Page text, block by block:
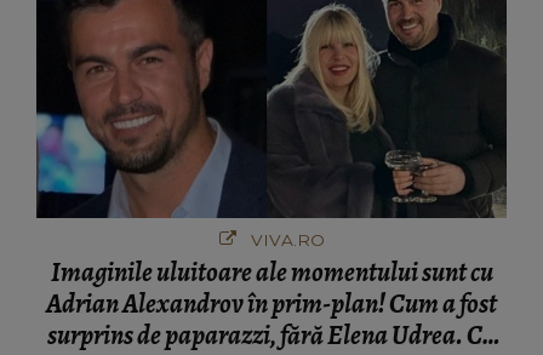
VIVA.RO
Imaginile uluitoare ale momentului sunt cu
Adrian Alexandrov în prim-plan! Cum a fost
surprins de paparazzi, fără Elena Udrea. Cu